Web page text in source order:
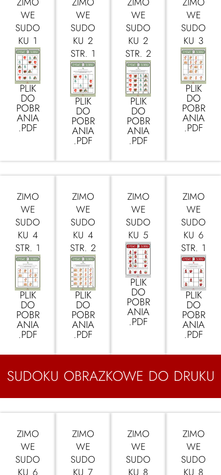
WE
SUDO
KU 1
PLIK
DO
POBR
ANIA
.PDF
WE
SUDO
KU 2
STR. 1
PLIK
DO
POBR
ANIA
.PDF
WE
SUDO
KU 2
STR. 2
PLIK
DO
POBR
ANIA
.PDF
WE
SUDO
KU 3
PLIK
DO
POBR
ANIA
.PDF
ZIMO
WE
SUDO
KU 4
STR. 1
PLIK
DO
POBR
ANIA
.PDF
ZIMO
WE
SUDO
KU 4
STR. 2
PLIK
DO
POBR
ANIA
.PDF
ZIMO
WE
SUDO
KU 5
PLIK
DO
POBR
ANIA
.PDF
ZIMO
WE
SUDO
KU 6
STR. 1
PLIK
DO
POBR
ANIA
.PDF
SUDOKU OBRAZKOWE DO DRUKU
ZIMO
WE
SUDO
ZIMO
WE
SUDO
ZIMO
WE
SUDO
ZIMO
WE
SUDO